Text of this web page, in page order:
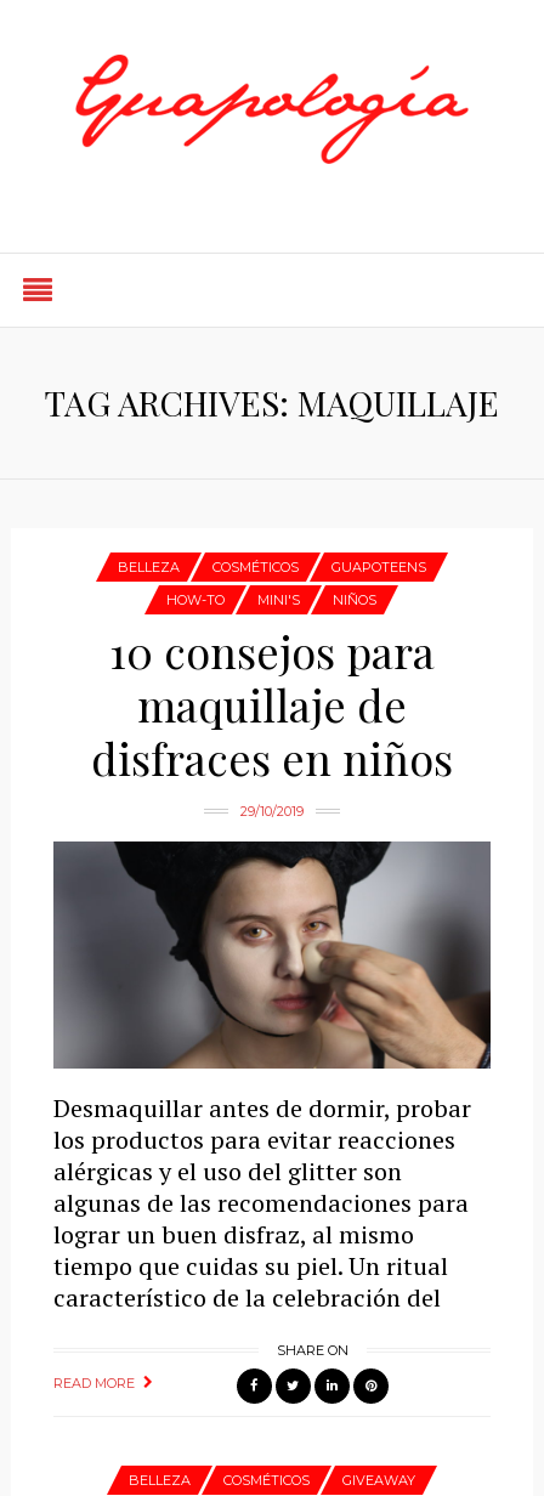
TAG ARCHIVES: MAQUILLAJE
BELLEZA COSMÉTICOS
GUAPOTEENS
HOW-TO
MINI'S NIÑOS
10 consejos para
maquillaje de
disfraces en niños
29/10/2019
Desmaquillar antes de dormir, probar
los productos para evitar reacciones
alérgicas y el uso del glitter son
algunas de las recomendaciones para
lograr un buen disfraz, al mismo
tiempo que cuidas su piel. Un ritual
característico de la celebración del
READ MORE
SHARE ON
BELLEZA COSMÉTICOS
GIVEAWAY